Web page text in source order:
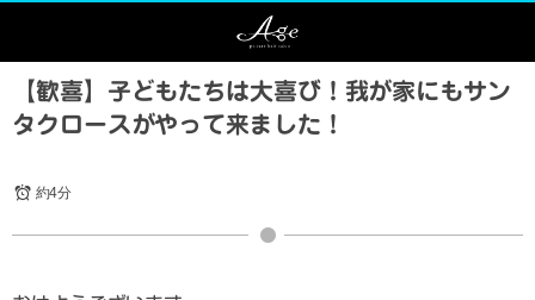
【歓喜】子どもたちは大喜び！我が家にもサン
タクロースがやって来ました！
約4分